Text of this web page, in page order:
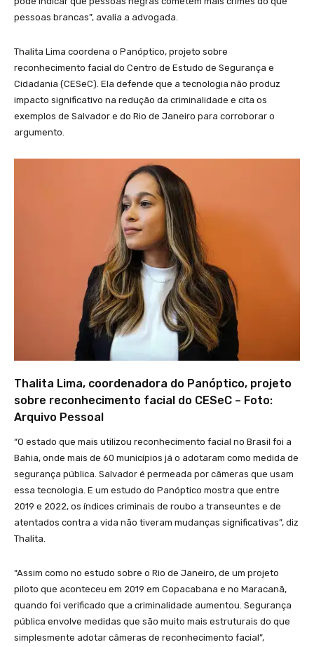
pessoas brancas”, avalia a advogada.
Thalita Lima coordena o Panóptico, projeto sobre
reconhecimento facial do Centro de Estudo de Segurança e
Cidadania (CESeC). Ela defende que a tecnologia não produz
impacto significativo na redução da criminalidade e cita os
exemplos de Salvador e do Rio de Janeiro para corroborar o
argumento.
Thalita Lima, coordenadora do Panóptico, projeto
sobre reconhecimento facial do CESeC – Foto:
Arquivo Pessoal
“O estado que mais utilizou reconhecimento facial no Brasil foi a
Bahia, onde mais de 60 municípios já o adotaram como medida de
segurança pública. Salvador é permeada por câmeras que usam
essa tecnologia. E um estudo do Panóptico mostra que entre
2019 e 2022, os índices criminais de roubo a transeuntes e de
atentados contra a vida não tiveram mudanças significativas”, diz
Thalita.
“Assim como no estudo sobre o Rio de Janeiro, de um projeto
piloto que aconteceu em 2019 em Copacabana e no Maracanã,
quando foi verificado que a criminalidade aumentou. Segurança
pública envolve medidas que são muito mais estruturais do que
simplesmente adotar câmeras de reconhecimento facial”,